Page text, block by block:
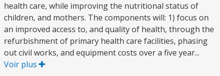
health care, while improving the nutritional status of
children, and mothers. The components will: 1) focus on
an improved access to, and quality of health, through the
refurbishment of primary health care facilities, phasing
out civil works, and equipment costs over a five year...
Voir plus